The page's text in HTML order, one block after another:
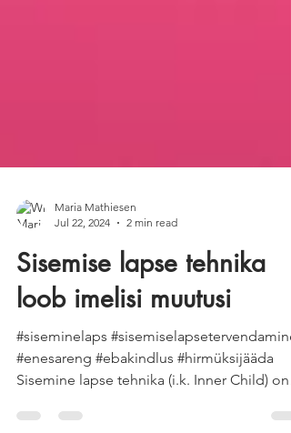
Maria Mathiesen
Jul 22, 2024
2 min read
Sisemise lapse tehnika
loob imelisi muutusi
#siseminelaps #sisemiselapsetervendamine
Sisemine lapse tehnika (i.k. Inner Child) on